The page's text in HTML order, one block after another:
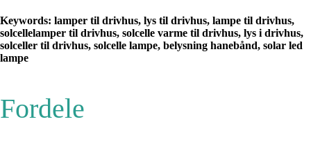
Keywords: lamper til drivhus, lys til drivhus, lampe til drivhus,
solcellelamper til drivhus, solcelle varme til drivhus, lys i drivhus,
solceller til drivhus, solcelle lampe, belysning hanebånd, solar led
lampe
Fordele